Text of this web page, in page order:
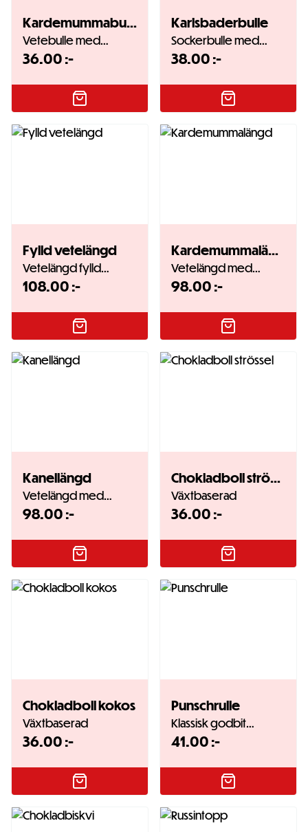
Kardemummabulle
Vetebulle med…
36.00 :-
Karlsbaderbulle
Sockerbulle med…
38.00 :-
Fylld vetelängd
Vetelängd fylld…
108.00 :-
Kardemummalängd
Vetelängd med…
98.00 :-
Kanellängd
Vetelängd med…
98.00 :-
Chokladboll strössel
Växtbaserad
36.00 :-
Chokladboll kokos
Växtbaserad
36.00 :-
Punschrulle
Klassisk godbit…
41.00 :-